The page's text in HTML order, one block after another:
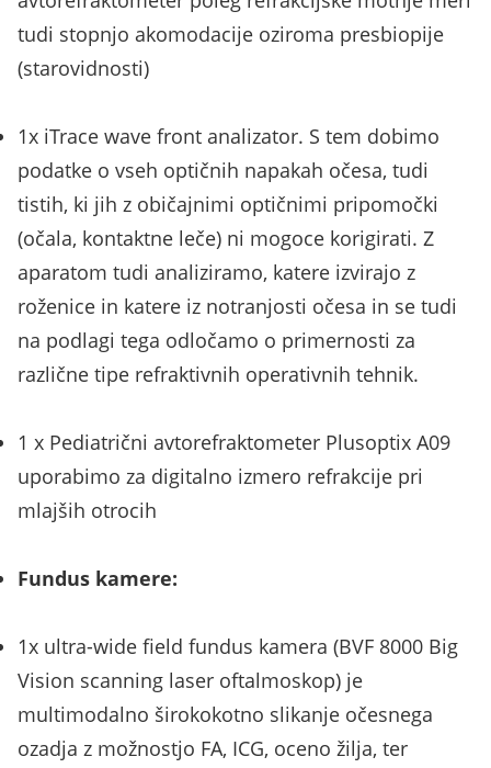
tudi stopnjo akomodacije oziroma presbiopije
(starovidnosti)
1x iTrace wave front analizator. S tem dobimo
podatke o vseh optičnih napakah očesa, tudi
tistih, ki jih z običajnimi optičnimi pripomočki
(očala, kontaktne leče) ni mogoce korigirati. Z
aparatom tudi analiziramo, katere izvirajo z
roženice in katere iz notranjosti očesa in se tudi
na podlagi tega odločamo o primernosti za
različne tipe refraktivnih operativnih tehnik.
1 x Pediatrični avtorefraktometer Plusoptix A09
uporabimo za digitalno izmero refrakcije pri
mlajših otrocih
Fundus kamere:
1x ultra-wide field fundus kamera (BVF 8000 Big
Vision scanning laser oftalmoskop) je
multimodalno širokokotno slikanje očesnega
ozadja z možnostjo FA, ICG, oceno žilja, ter